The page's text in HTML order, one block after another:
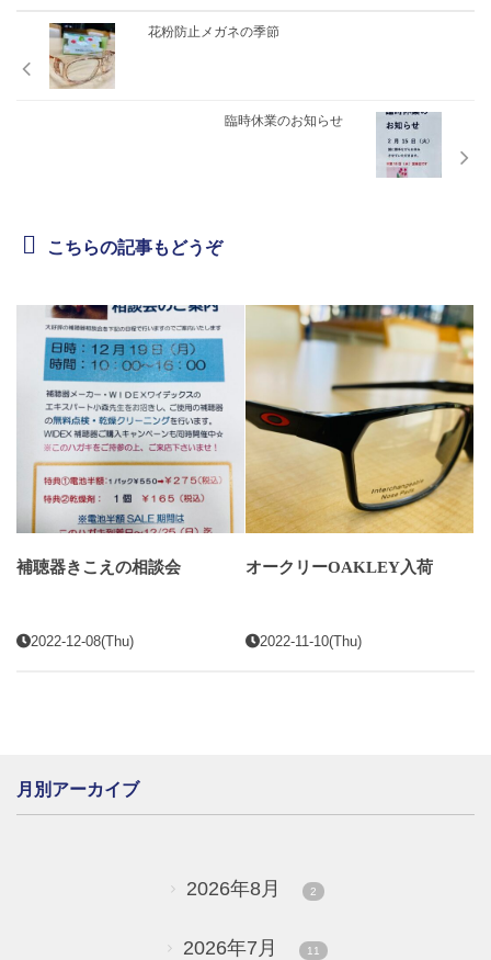
花粉防止メガネの季節
臨時休業のお知らせ
こちらの記事もどうぞ
補聴器きこえの相談会
2022-12-08(Thu)
オークリーOAKLEY入荷
2022-11-10(Thu)
月別アーカイブ
2026年8月 2
2026年7月 11